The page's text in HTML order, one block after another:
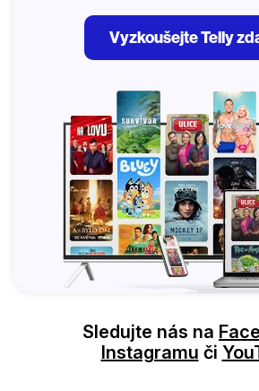
Vyzkoušejte Telly
Sledujte nás na
Instagramu či